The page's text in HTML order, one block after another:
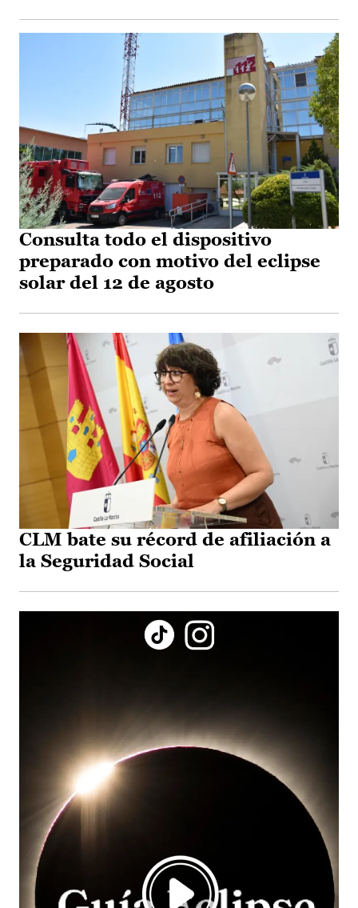
Consulta todo el dispositivo
preparado con motivo del eclipse
solar del 12 de agosto
CLM bate su récord de afiliación a
la Seguridad Social